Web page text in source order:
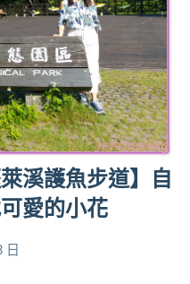
溪護魚步道】自
愛的小花
日